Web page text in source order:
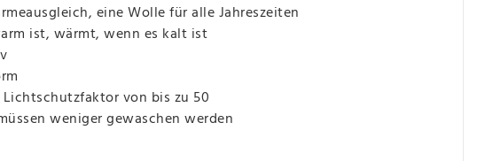
eine Wolle für alle Jahreszeiten
ist, wärmt, wenn es kalt ist
von bis zu 50
weniger gewaschen werden